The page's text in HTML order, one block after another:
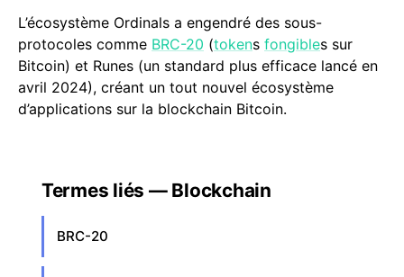
L’écosystème Ordinals a engendré des sous-
protocoles comme BRC-20 (tokens fongibles sur
Bitcoin) et Runes (un standard plus efficace lancé en
avril 2024), créant un tout nouvel écosystème
d’applications sur la blockchain Bitcoin.
Termes liés — Blockchain
BRC-20